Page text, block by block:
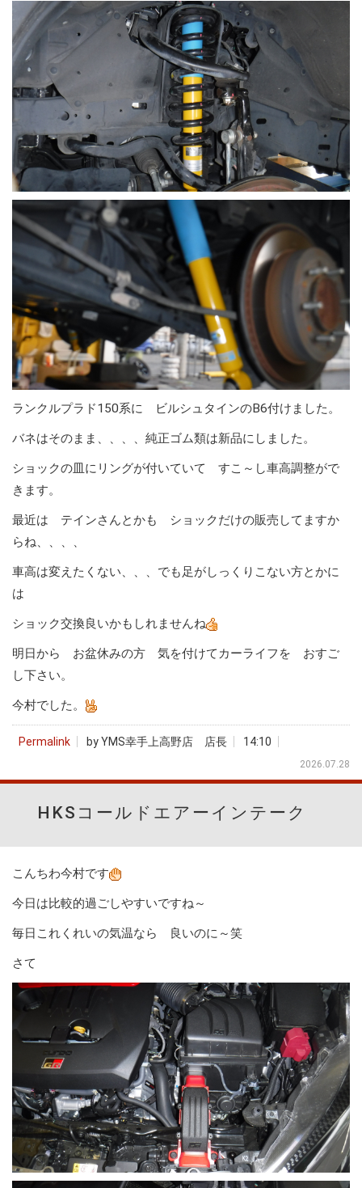
ランクルプラド150系に ビルシュタインのB6付けました。
バネはそのまま、、、、純正ゴム類は新品にしました。
ショックの皿にリングが付いていて すこ～し車高調整がで
きます。
最近は テインさんとかも ショックだけの販売してますか
らね、、、、
車高は変えたくない、、、でも足がしっくりこない方とかに
は
ショック交換良いかもしれませんね
明日から お盆休みの方 気を付けてカーライフを おすご
し下さい。
今村でした。
Permalink by YMS幸手上高野店 店長 14:10
2026.07.28
HKSコールドエアーインテーク
こんちわ今村です
今日は比較的過ごしやすいですね～
毎日これくれいの気温なら 良いのに～笑
さて